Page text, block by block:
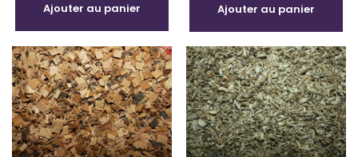
Ajouter au panier Ajouter au panier